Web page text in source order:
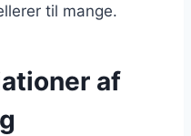
til mange.
af